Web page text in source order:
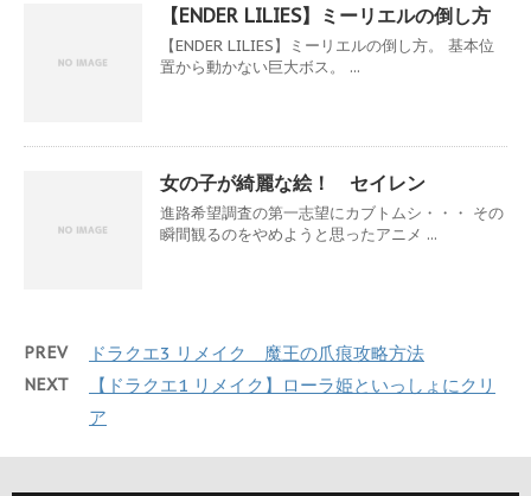
【ENDER LILIES】ミーリエルの倒し方
【ENDER LILIES】ミーリエルの倒し方。 基本位
置から動かない巨大ボス。 ...
女の子が綺麗な絵！ セイレン
進路希望調査の第一志望にカブトムシ・・・ その
瞬間観るのをやめようと思ったアニメ ...
PREV ドラクエ3 リメイク 魔王の爪痕攻略方法
NEXT
【ドラクエ1 リメイク】ローラ姫といっしょにクリ
ア